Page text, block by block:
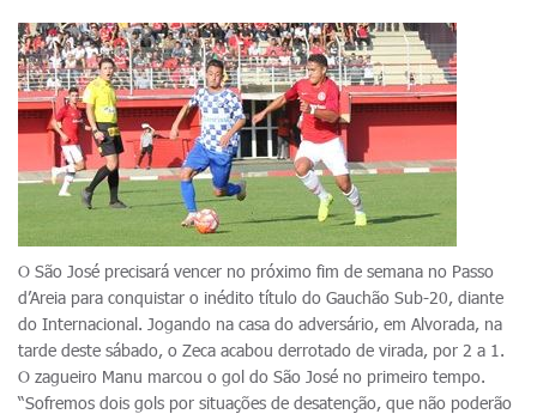
O São José precisará vencer no próximo fim de semana no Passo
d’Areia para conquistar o inédito título do Gauchão Sub-20, diante
do Internacional. Jogando na casa do adversário, em Alvorada, na
tarde deste sábado, o Zeca acabou derrotado de virada, por 2 a 1.
O zagueiro Manu marcou o gol do São José no primeiro tempo.
“Sofremos dois gols por situações de desatenção, que não poderão